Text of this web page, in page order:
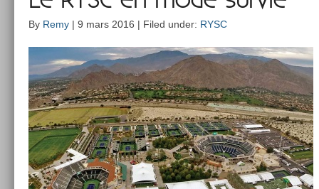
By Remy | 9 mars 2016 | Filed under: RYSC